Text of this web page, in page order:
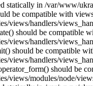
statically in /var/www/
be compatible with
views/handlers/
should be compatible
views/handlers/
should be compatible
views/handlers/
should be
views/modules/node/